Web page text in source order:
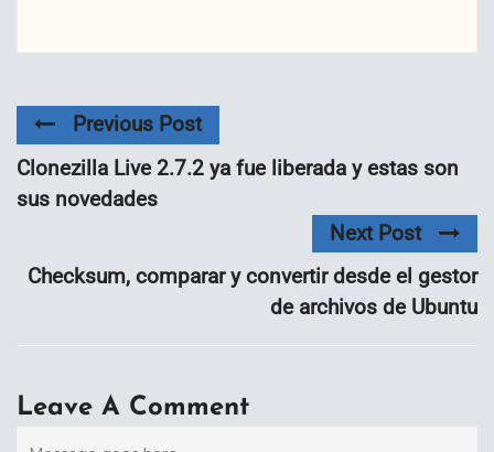
Previous Post
Clonezilla Live 2.7.2 ya fue liberada y estas son
sus novedades
Next Post
Checksum, comparar y convertir desde el gestor
de archivos de Ubuntu
Leave A Comment